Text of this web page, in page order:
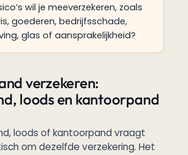
wil je meeverzekeren, zoals
goederen, bedrijfsschade,
glas of aansprakelijkheid?
verzekeren:
loods en kantoorpand
loods of kantoorpand vraagt
om dezelfde verzekering. Het